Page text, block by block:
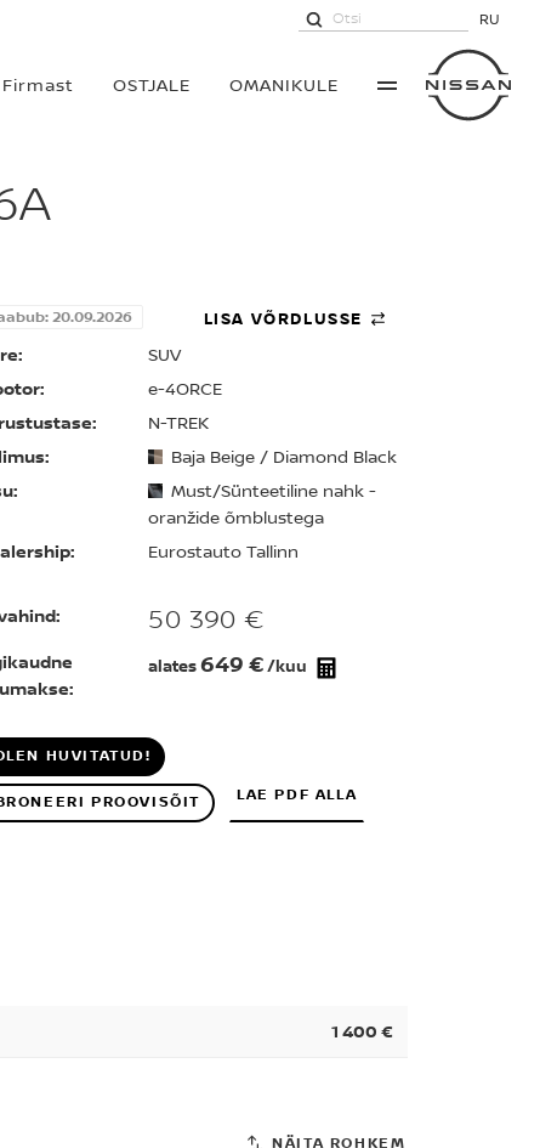
Firmast OSTJALE OMANIKULE
RU
20.09.2026
SUV
e-4ORCE
N-TREK
Baja Beige / Diamond Black
Must/Sünteetiline nahk -
oranžide õmblustega
Eurostauto Tallinn
50 390 €
alates649 €/kuu
HUVITATUD!
PROOVISÕIT
LISA VÕRDLUSSE
LAE PDF ALLA
1 400 €